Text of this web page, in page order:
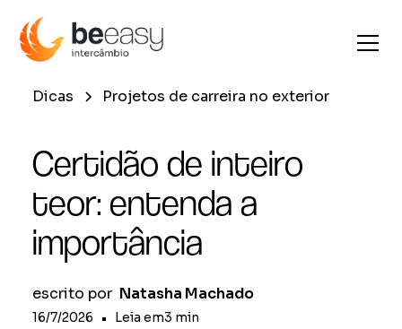
Dicas Projetos de carreira no exterior
Certidão de inteiro
teor: entenda a
importância
escrito por Natasha Machado
16/7/2026 • Leia em3 min